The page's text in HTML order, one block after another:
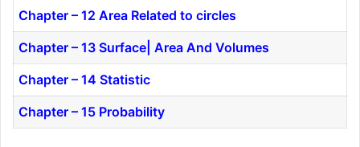
Chapter – 12 Area Related to circles
Chapter – 13 Surface| Area And Volumes
Chapter – 14 Statistic
Chapter – 15 Probability